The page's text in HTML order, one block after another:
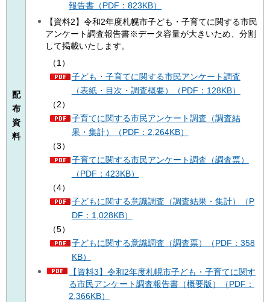
配
布
資
料
報告書（PDF：823KB）
【資料2】令和2年度札幌市子ども・子育てに関する市民
アンケート調査報告書※データ容量が大きいため、分割
して掲載いたします。
（1）
子ども・子育てに関する市民アンケート調査
（表紙・目次・調査概要）（PDF：128KB）
（2）
子育てに関する市民アンケート調査（調査結
果・集計）（PDF：2,264KB）
（3）
子育てに関する市民アンケート調査（調査票）
（PDF：423KB）
（4）
子どもに関する意識調査（調査結果・集計）（P
DF：1,028KB）
（5）
子どもに関する意識調査（調査票）（PDF：358
KB）
【資料3】令和2年度札幌市子ども・子育てに関す
る市民アンケート調査報告書（概要版）（PDF：
2,366KB）